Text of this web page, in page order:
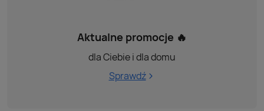
Aktualne promocje 🔥
dla Ciebie i dla domu
Sprawdź